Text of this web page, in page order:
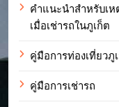
คำแนะนำสำหรับเ
เมื่อเช่ารถในภูเก็ต
คู่มือการท่องเที่ยวภู
คู่มือการเช่ารถ